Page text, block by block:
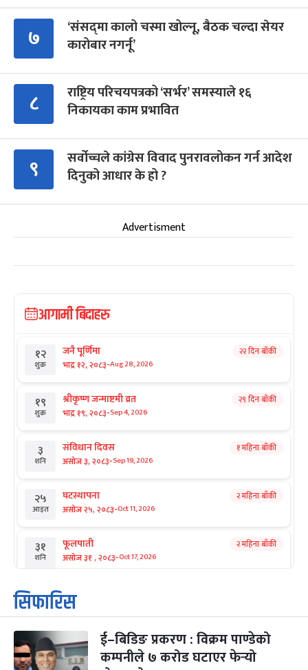
७
‘संसद्‍मा कालो चस्मा खोल्नू, बैठक चल्दा सेयर
कारोबार नगर्नू’
८
राष्ट्रिय परिचयपत्रको ‘सर्भर’ समस्याले १६
निकायका काम प्रभावित
९
सर्वोच्चले कांग्रेस विवाद पुनरावलोकन गर्न आदेश
दिनुको आधार के हो ?
Advertisment
आगामी बिदाहरु
१२
शुक्र
जनै पूर्णिमा
भाद्र १२, २०८३-Aug 28, 2026
२२ दिन बाँकी
१९
शुक्र
श्रीकृष्ण जन्माष्टमी व्रत
भाद्र १९, २०८३-Sep 4, 2026
२९ दिन बाँकी
३
शनि
संविधान दिवस
असोज ३, २०८३-Sep 19, 2026
१ महिना बाँकी
२५
आइत
घटस्थापना
असोज २५, २०८३-Oct 11, 2026
२ महिना बाँकी
३१
शनि
फूलपाती
असोज ३१ , २०८३-Oct 17, 2026
२ महिना बाँकी
१
आइत
कार्तिक सङ्क्रान्ति
कार्तिक १, २०८३
३
मंगल
महानवमी
कार्तिक ३, २०८३-Oct 20, 2026
२ महिना बाँकी
सिफारिस
ई–बिडिङ प्रकरण : विक्रम पाण्डेको
कम्पनीले ७ करोड घटाएर फेर्‍यो